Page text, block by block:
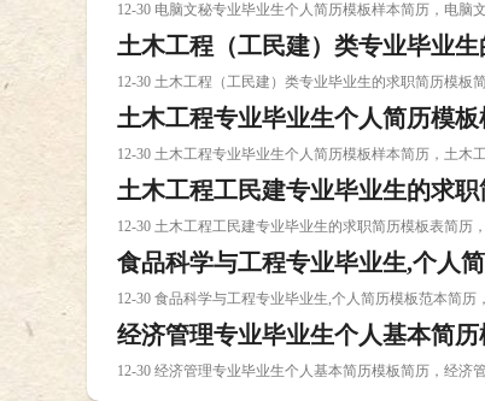
12-30 电脑文秘专业毕业生个人简历模板样本简历，电脑
土木工程（工民建）类专业毕业
12-30 土木工程（工民建）类专业毕业生的求职简历模
土木工程专业毕业生个人简历模板
12-30 土木工程专业毕业生个人简历模板样本简历，土木
土木工程工民建专业毕业生的求
12-30 土木工程工民建专业毕业生的求职简历模板表简
食品科学与工程专业毕业生,个人
12-30 食品科学与工程专业毕业生,个人简历模板范本简
经济管理专业毕业生个人基本简历
12-30 经济管理专业毕业生个人基本简历模板简历，经济